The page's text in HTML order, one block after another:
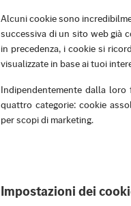
Alcuni cookie sono
successiva di un sito web già
in precedenza, i cookie si
visualizzate in base ai tuoi
Indipendentemente dalla
quattro categorie: cookie
per scopi di marketing.
Impostazioni dei